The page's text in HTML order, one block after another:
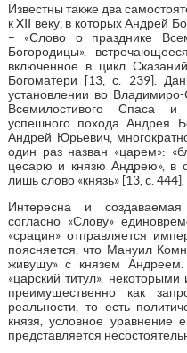
Известны также два
к XII веку, в которых Андрей
– «Слово о празднике
Богородицы»,
включенное в цикл
Богоматери [13, с. 239].
установлении во Владимиро-
Всемилостивого Спаса
успешного похода Андрея
Андрей Юрьевич,
один раз назван «царем»:
цесарю и князю Андрею», в
лишь слово «князь» [13, с. 444].
Интересна и
согласно «Слову»
«срацин» отправляется
поясняется, что Мануил
живущу» с князем
«царский титул»,
преимущественно как
реальности, то есть
князя, условное уравнение
представляется